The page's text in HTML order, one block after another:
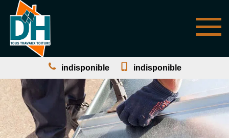
indisponible indisponible